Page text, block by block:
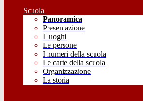
Scuola
Panoramica
Presentazione
I luoghi
Le persone
I numeri della scuola
Le carte della scuola
Organizzazione
La storia